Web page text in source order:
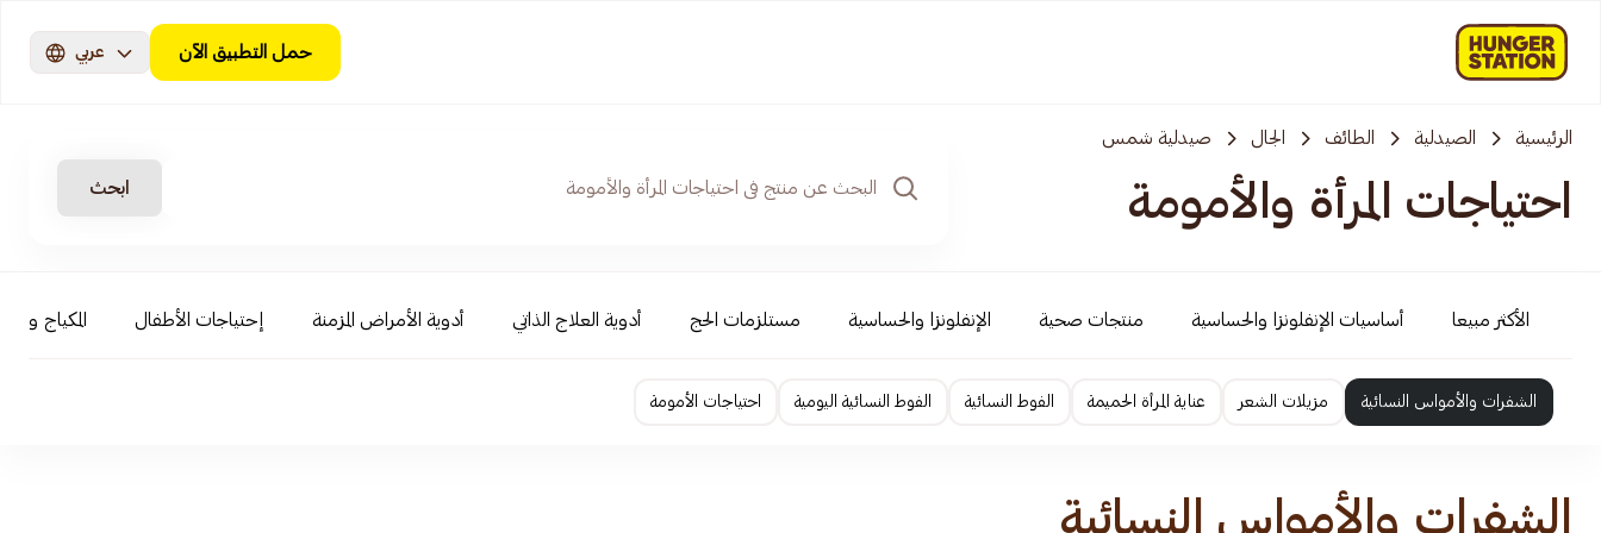
حمل التطبيق الآن عربي
الرئيسية الصيدلية الطائف الجال صيدلية شمس
احتياجات المرأة والأمومة ابحث
الأكثر مبيعا أساسيات الإنفلونزا والحساسية منتجات صحية الإنفلونزا والحساسية مستلزمات الحج أدوية العلاج الذاتي أدوية الأمراض المزمنة إحتياجات الأطفال المكياج و
الشفرات والأمواس النسائية مزيلات الشعر عناية المرأة الحميمة الفوط النسائية الفوط النسائية اليومية احتياجات الأمومة
الشفرات والأمواس النسائية